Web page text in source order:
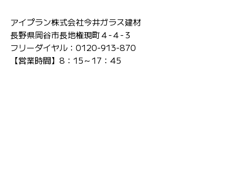
アイプラン株式会社今井ガラス建材
長野県岡谷市長地権現町４-４-３
フリーダイヤル：0120-913-870
【営業時間】8：15～17：45